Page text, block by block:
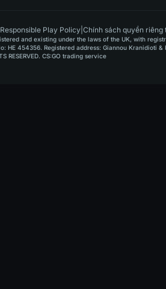
Responsible Play Policy Chính sách quyền riêng
and existing under the laws of the UK, with
HE 454356. Registered address: Giannou Kranidioti
RESERVED. CS:GO trading service